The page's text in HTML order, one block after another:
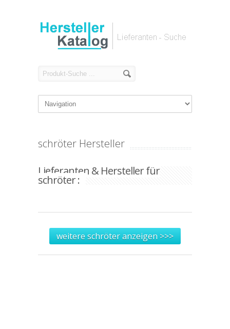
schröter Hersteller
Lieferanten & Hersteller für
schröter :
weitere schröter anzeigen >>>